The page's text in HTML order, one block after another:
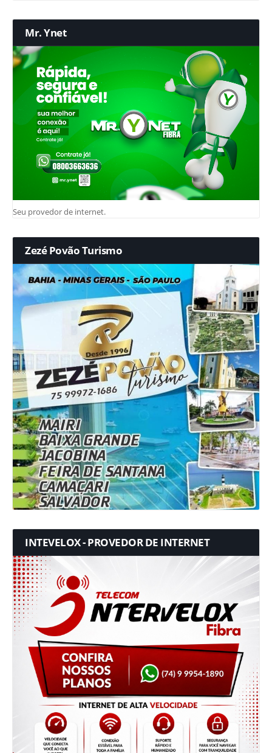
Mr. Ynet
Seu provedor de internet.
Zezé Povão Turismo
INTEVELOX - PROVEDOR DE INTERNET